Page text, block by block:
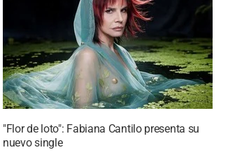
"Flor de loto": Fabiana Cantilo presenta su
nuevo single